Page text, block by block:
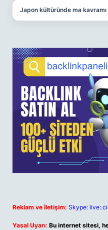
Japon kültüründe ma kavramı
Reklam ve İletişim: Skype:
Yasal Uyarı: Bu internet sitesi,